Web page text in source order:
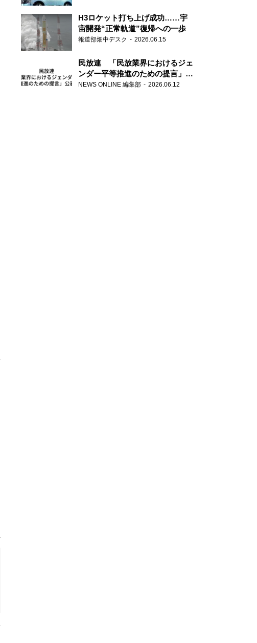
H3ロケット打ち上げ成功……宇
宙開発“正常軌道”復帰への一歩
報道部畑中デスク 2026.06.15
民放連 「民放業界におけるジェ
ンダー平等推進のための提言」を
公表
NEWS ONLINE 編集部 2026.06.12